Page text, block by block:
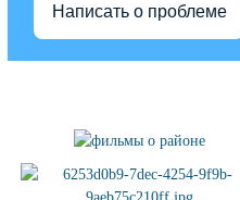
Написать о проблеме